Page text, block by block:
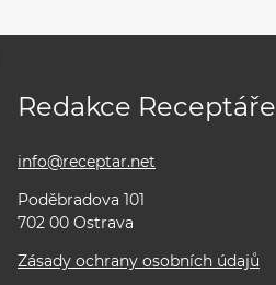
Redakce Receptáře
info@receptar.net
Poděbradova 101
702 00 Ostrava
Zásady ochrany osobních údajů